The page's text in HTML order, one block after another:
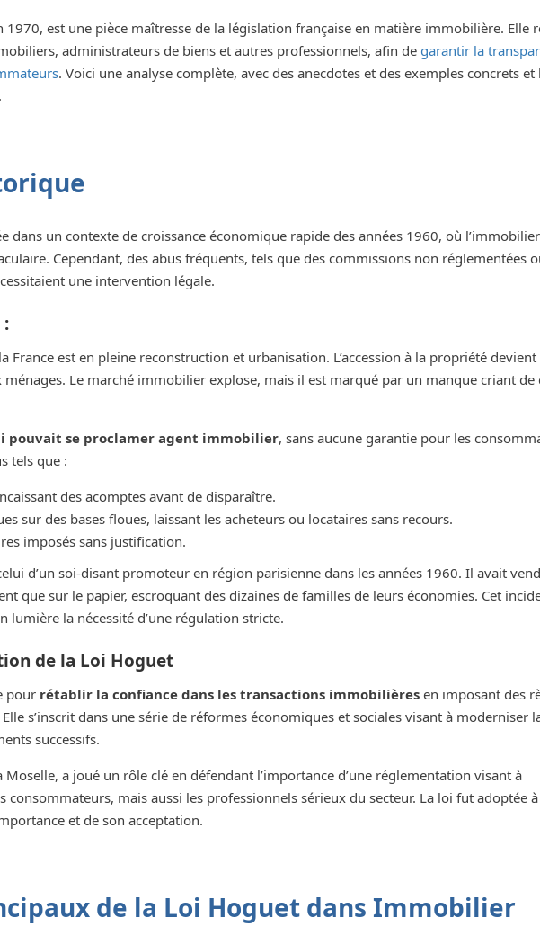
1970, est une pièce maîtresse de la législation française en matière immobilière. Elle
administrateurs de biens et autres professionnels, afin de garantir la
. Voici une analyse complète, avec des anecdotes et des exemples concrets et
.
dans un contexte de croissance économique rapide des années 1960, où l’immobilier
Cependant, des abus fréquents, tels que des commissions non réglementées
une intervention légale.
France est en pleine reconstruction et urbanisation. L’accession à la propriété
Le marché immobilier explose, mais il est marqué par un manque criant de
pouvait se proclamer agent immobilier, sans aucune garantie pour les
tels que :
des acomptes avant de disparaître.
sur des bases floues, laissant les acheteurs ou locataires sans recours.
imposés sans justification.
d’un soi-disant promoteur en région parisienne dans les années 1960. Il avait
que sur le papier, escroquant des dizaines de familles de leurs économies. Cet
lumière la nécessité d’une régulation stricte.
de la Loi Hoguet
pour rétablir la confiance dans les transactions immobilières en imposant des
s’inscrit dans une série de réformes économiques et sociales visant à moderniser
successifs.
a joué un rôle clé en défendant l’importance d’une réglementation visant à
consommateurs, mais aussi les professionnels sérieux du secteur. La loi fut adoptée à
et de son acceptation.
de la Loi Hoguet dans Immobilier